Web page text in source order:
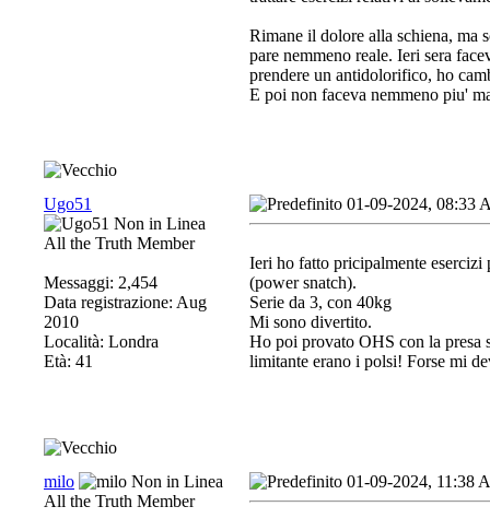
Rimane il dolore alla schiena, ma
pare nemmeno reale. Ieri sera
prendere un antidolorifico, ho
E poi non faceva nemmeno piu'
Ugo51
All the Truth Member
Messaggi: 2,454
Data registrazione: Aug
2010
Località: Londra
Età: 41
01-09-2024, 08:33
Ieri ho fatto pricipalmente esercizi
(power snatch).
Serie da 3, con 40kg
Mi sono divertito.
Ho poi provato OHS con la presa
limitante erano i polsi! Forse mi
milo
All the Truth Member
01-09-2024, 11:38